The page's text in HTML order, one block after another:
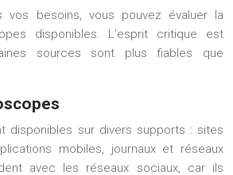
vos besoins, vous pouvez évaluer la
disponibles. L’esprit critique est
sources sont plus fiables que
disponibles sur divers supports : sites
mobiles, journaux et réseaux
avec les réseaux sociaux, car ils